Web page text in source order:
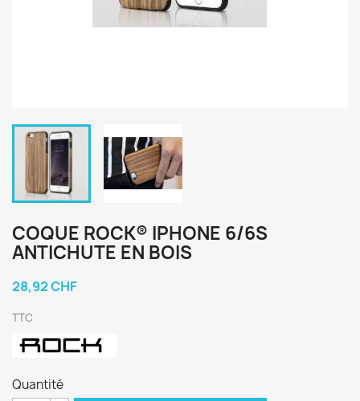
COQUE ROCK® IPHONE 6/6S
ANTICHUTE EN BOIS
28,92 CHF
TTC
Quantité